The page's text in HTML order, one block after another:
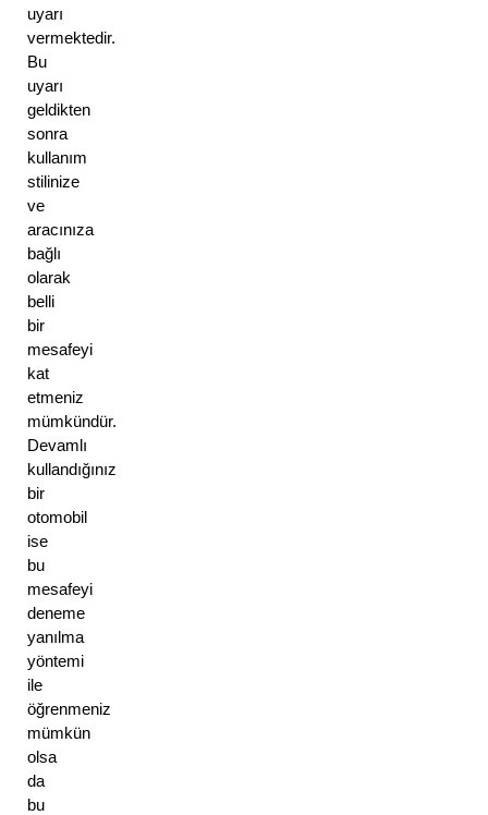
uyarı
vermektedir.
Bu
uyarı
geldikten
sonra
kullanım
stilinize
ve
aracınıza
bağlı
olarak
belli
bir
mesafeyi
kat
etmeniz
mümkündür.
Devamlı
kullandığınız
bir
otomobil
ise
bu
mesafeyi
deneme
yanılma
yöntemi
ile
öğrenmeniz
mümkün
olsa
da
bu